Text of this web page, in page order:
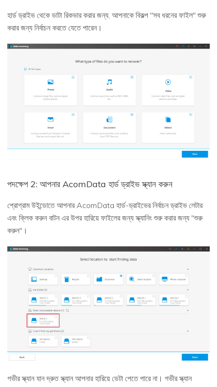
হার্ড ড্রাইভ থেকে ডাটা রিকভার করার জন্য, আপনাকে বিকল্প "সব ধরনের ফাইল" শুরু
করার জন্য নির্বাচন করতে যেতে পারেন।
পদক্ষেপ 2: আপনার AcomData হার্ড ড্রাইভ স্ক্যান করুন
প্রোগ্রাম উইন্ডোতে আপনার AcomData হার্ড-ড্রাইভের নির্বাচন ড্রাইভ লেটার
এবং ক্লিক করুন বাটন এর উপর হারিয়ে ফাইলের জন্য স্ক্যানিং শুরু করার জন্য "শুরু
করুন"।
গভীর স্ক্যান যান দ্রুত স্ক্যান আপনার হারিয়ে ডেটা পেতে পারে না। গভীর স্ক্যান